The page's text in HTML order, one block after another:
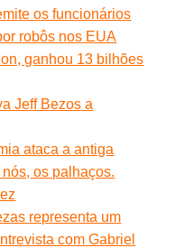
os funcionários
robôs nos EUA
ganhou 13 bilhões
Jeff Bezos a
ataca a antiga
os palhaços.
representa um
com Gabriel